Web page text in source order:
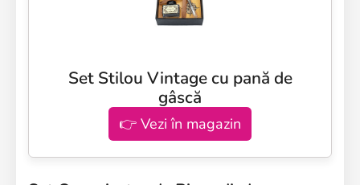
Set Stilou Vintage cu pană de
gâscă
👉 Vezi în magazin